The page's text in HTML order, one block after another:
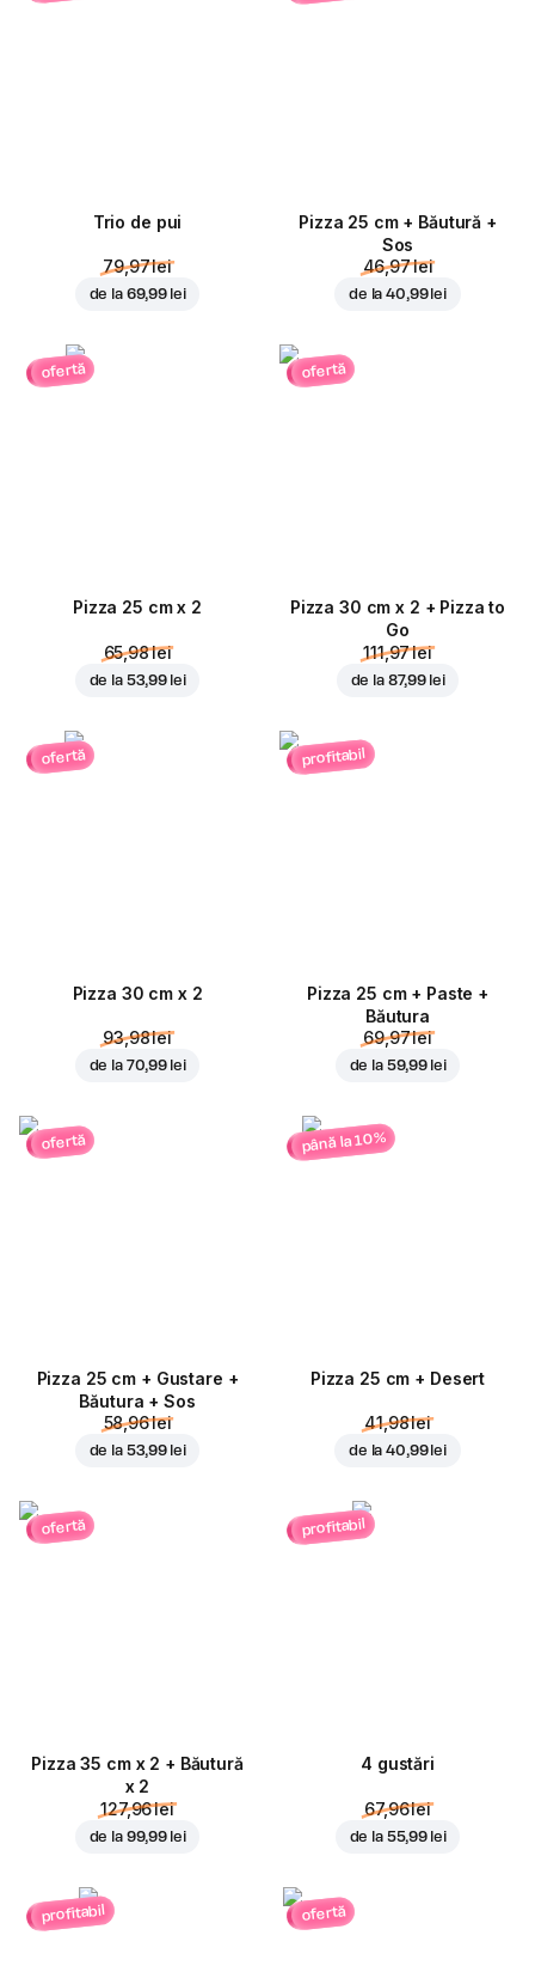
Trio de pui
79,97 lei
de la 69,99 lei
Pizza 25 cm + Băutură +
Sos
46,97 lei
de la40,99 lei
ofertă
Pizza 25 cm x 2
65,98 lei
de la 53,99 lei
ofertă
Pizza 30 cm x 2 + Pizza to
Go
111,97 lei
de la 87,99 lei
ofertă
Pizza 30 cm x 2
93,98 lei
de la 70,99 lei
profitabil
Pizza 25 cm + Paste +
Băutura
69,97 lei
de la 59,99 lei
ofertă
Pizza 25 cm + Gustare +
Băutura + Sos
58,96 lei
de la 53,99 lei
până la 10%
Pizza 25 cm + Desert
41,98 lei
de la40,99 lei
ofertă
Pizza 35 cm x 2 + Băutură
x 2
127,96 lei
de la 99,99 lei
profitabil
4 gustări
67,96 lei
de la 55,99 lei
profitabil ofertă